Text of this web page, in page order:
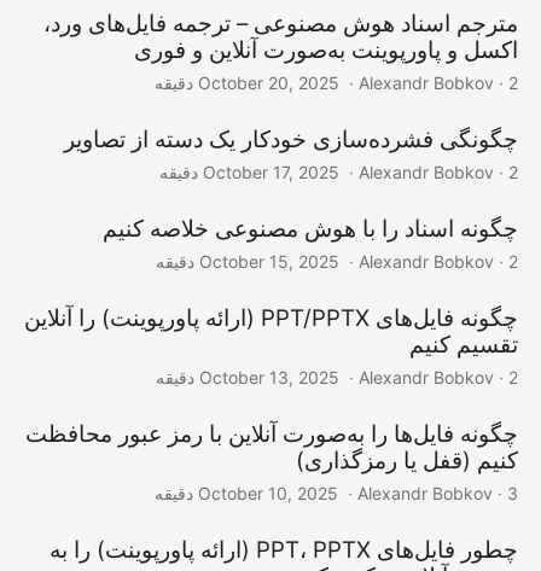
مترجم اسناد هوش مصنوعی – ترجمه فایل‌های ورد،
اکسل و پاورپوینت به‌صورت آنلاین و فوری
October 20, 2025 ‎ · Alexandr Bobkov · 2 دقیقه
چگونگی فشرده‌سازی خودکار یک دسته از تصاویر
October 17, 2025 ‎ · Alexandr Bobkov · 2 دقیقه
چگونه اسناد را با هوش مصنوعی خلاصه کنیم
October 15, 2025 ‎ · Alexandr Bobkov · 2 دقیقه
چگونه فایل‌های PPT/PPTX (ارائه پاورپوینت) را آنلاین
تقسیم کنیم
October 13, 2025 ‎ · Alexandr Bobkov · 2 دقیقه
چگونه فایل‌ها را به‌صورت آنلاین با رمز عبور محافظت
کنیم (قفل یا رمزگذاری)
October 10, 2025 ‎ · Alexandr Bobkov · 3 دقیقه
چطور فایل‌های PPT، PPTX (ارائه پاورپوینت) را به